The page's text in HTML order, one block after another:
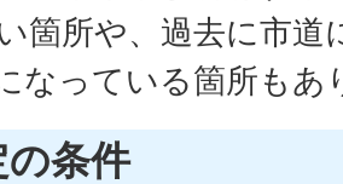
箇所や、過去に市道
なっている箇所もあ
条件